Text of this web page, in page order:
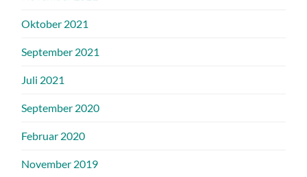
Oktober 2021
September 2021
Juli 2021
September 2020
Februar 2020
November 2019